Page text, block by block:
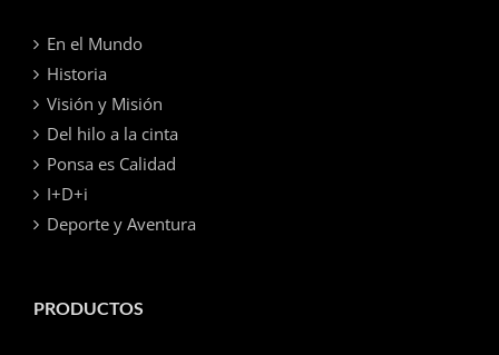
En el Mundo
Historia
Visión y Misión
Del hilo a la cinta
Ponsa es Calidad
I+D+i
Deporte y Aventura
PRODUCTOS